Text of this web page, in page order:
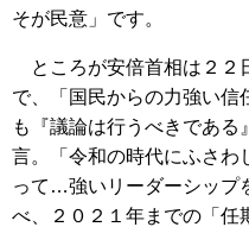
そが民意」です。
ところが安倍首相は２２
で、「国民からの力強い信
も『議論は行うべきであ
言。「令和の時代にふさわ
って…強いリーダーシップ
べ、２０２１年までの「任